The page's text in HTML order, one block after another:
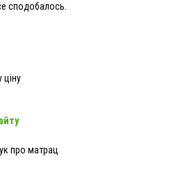
сподобалось.
про матрац